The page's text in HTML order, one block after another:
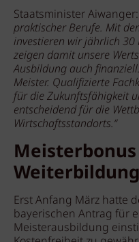
Staatsminister
praktischer Berufe. Mit
investieren wir jährlich
zeigen damit unsere
Ausbildung auch
Meister. Qualifizierte
für die Zukunftsfähigkeit
entscheidend für die
Wirtschaftsstandorts.“
Weiterbildung
Erst Anfang März hatte
bayerischen Antrag für
Meisterausbildung